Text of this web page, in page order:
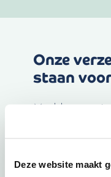
Deze website maakt
Onze
staan
Maak kennis met
helpen je graag